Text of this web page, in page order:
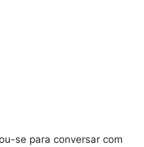
se para conversar com